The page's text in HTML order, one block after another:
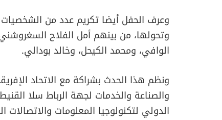
وعرف الحفل أيضا تكريم عدد من
وتحولها، من بينهم أمل الفلاح السغروشني،
الوافي، ومحمد الكيحل، وخالد بودالي.
ونظم هذا الحدث بشراكة مع الاتحاد
والصناعة والخدمات لجهة الرباط سلا
الدولي لتكنولوجيا المعلومات والاتصالات